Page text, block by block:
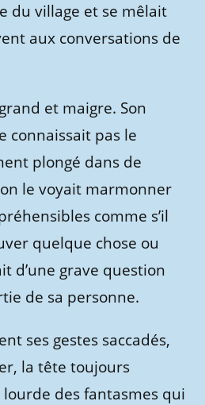
du village et se mêlait
aux conversations de
et maigre. Son
connaissait pas le
plongé dans de
le voyait marmonner
comme s’il
quelque chose ou
d’une grave question
de sa personne.
ses gestes saccadés,
la tête toujours
des fantasmes qui